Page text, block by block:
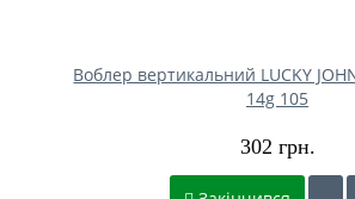
Воблер вертикальний LUCKY
14g 105
302 грн.